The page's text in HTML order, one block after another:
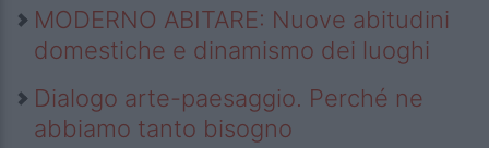
MODERNO ABITARE: Nuove abitudini
domestiche e dinamismo dei luoghi
Dialogo arte-paesaggio. Perché ne
abbiamo tanto bisogno